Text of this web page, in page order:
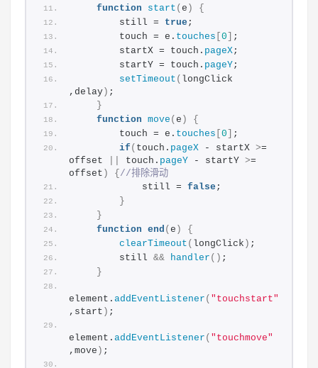
function
start ( e )
{
        still =
true ;
        touch = e.
touches 0
;
        startX = touch.
pageX;
        startY = touch.
pageY;
setTimeout ( longClick
,delay ) ;
}
function move ( e )
{
        touch = e.
touches 0
;
if ( touch. pageX - startX >=
offset
touch. pageY - startY >=
offset ) { //排除滑动
            still =
false ;
}
}
function end ( e )
{
clearTimeout ( longClick ) ;
        still
&& handler () ;
}
element. addEventListener ( "touchstart"
,start ) ;
element. addEventListener ( "touchmove"
,move ) ;